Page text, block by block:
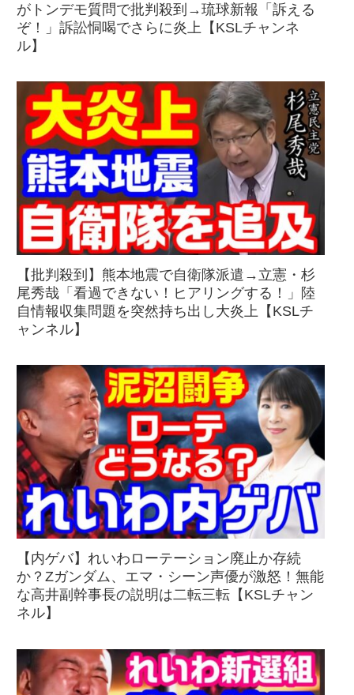
がトンデモ質問で批判殺到→琉球新報「訴える
ぞ！」訴訟恫喝でさらに炎上【KSLチャンネ
ル】
【批判殺到】熊本地震で自衛隊派遣→立憲・杉
尾秀哉「看過できない！ヒアリングする！」陸
自情報収集問題を突然持ち出し大炎上【KSLチ
ャンネル】
【内ゲバ】れいわローテーション廃止か存続
か？Zガンダム、エマ・シーン声優が激怒！無能
な高井副幹事長の説明は二転三転【KSLチャン
ネル】